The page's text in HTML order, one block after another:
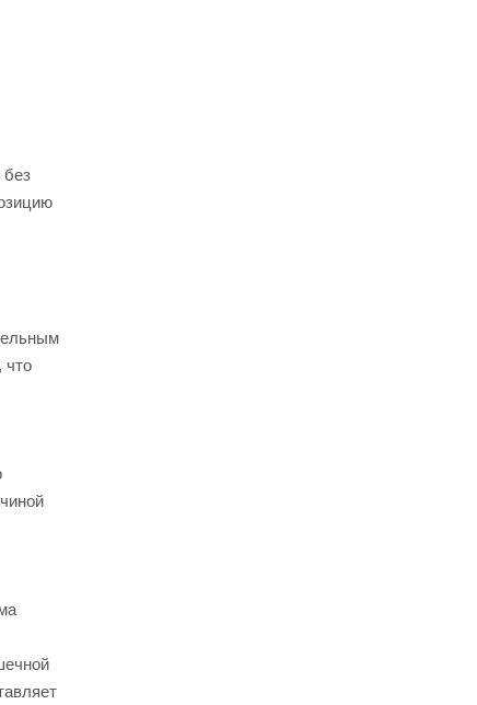
без
что